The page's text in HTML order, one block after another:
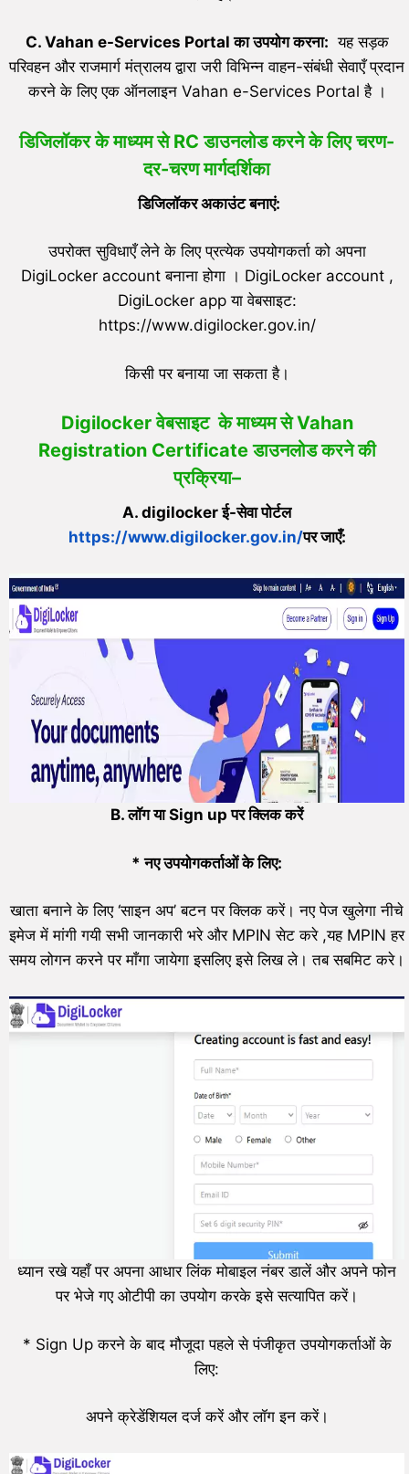
C. Vahan e-Services Portalका उपयोग करना: यह सड़क
परिवहन और राजमार्ग मंत्रालय द्वारा जरी विभिन्न वाहन-संबंधी सेवाएँ प्रदान
करने के लिए एक ऑनलाइन Vahan e-Services Portal है ।
डिजिलॉकर के माध्यम से RC डाउनलोड करने के लिए चरण-
दर-चरण मार्गदर्शिका
डिजिलॉकर अकाउंट बनाएं:
उपरोक्त सुविधाएँ लेने के लिए प्रत्येक उपयोगकर्ता को अपना
DigiLocker account बनाना होगा । DigiLocker account ,
DigiLocker app या वेबसाइट:
https://www.digilocker.gov.in/
किसी पर बनाया जा सकता है।
Digilocker वेबसाइट के माध्यम से Vahan
Registration Certificate डाउनलोड करने की
प्रक्रिया–
A. digilocker ई-सेवा पोर्टल
https://www.digilocker.gov.in/पर जाएँ:
B. लॉग या Sign up पर क्लिक करें
* नए उपयोगकर्ताओं के लिए:
खाता बनाने के लिए ‘साइन अप’ बटन पर क्लिक करें। नए पेज खुलेगा नीचे
इमेज में मांगी गयी सभी जानकारी भरे और MPIN सेट करे ,यह MPIN हर
समय लोगन करने पर माँगा जायेगा इसलिए इसे लिख ले। तब सबमिट करे।
ध्यान रखे यहाँ पर अपना आधार लिंक मोबाइल नंबर डालें और अपने फोन
पर भेजे गए ओटीपी का उपयोग करके इसे सत्यापित करें।
* Sign Up करने के बाद मौजूदा पहले से पंजीकृत उपयोगकर्ताओं के
लिए:
अपने क्रेडेंशियल दर्ज करें और लॉग इन करें।